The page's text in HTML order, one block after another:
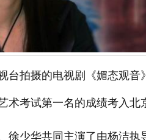
台拍摄的电视剧《媚态观
术考试第一名的成绩考入北
徐少华共同主演了由杨洁